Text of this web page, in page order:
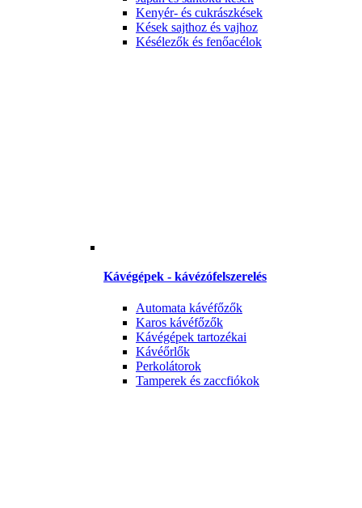
Kenyér- és cukrászkések
Kések sajthoz és vajhoz
Késélezők és fenőacélok
Kávégépek - kávézófelszerelés
Automata kávéfőzők
Karos kávéfőzők
Kávégépek tartozékai
Kávéőrlők
Perkolátorok
Tamperek és zaccfiókok